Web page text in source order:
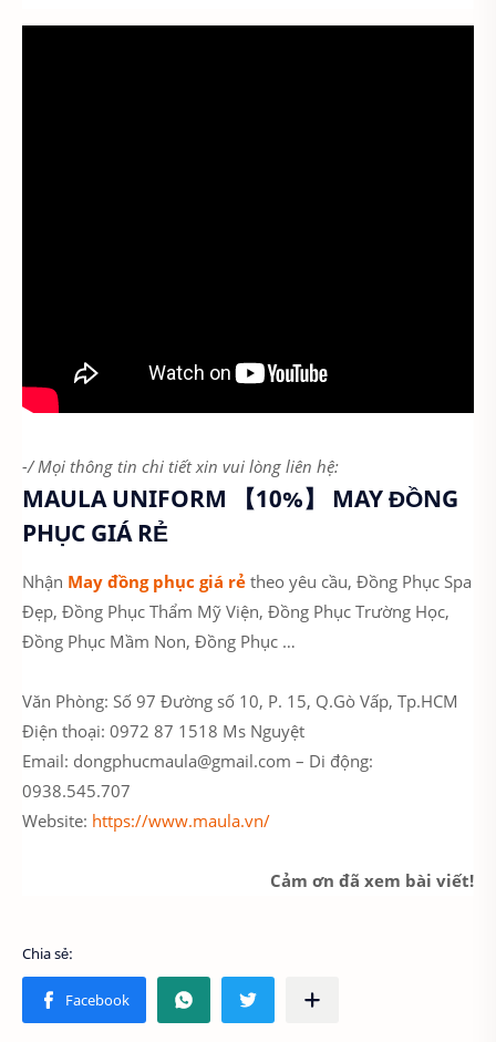
-/ Mọi thông tin chi tiết xin vui lòng liên hệ:
MAULA UNIFORM 【10%】 MAY ĐỒNG
PHỤC GIÁ RẺ
Nhận May đồng phục giá rẻ theo yêu cầu, Đồng Phục Spa
Đẹp, Đồng Phục Thẩm Mỹ Viện, Đồng Phục Trường Học,
Đồng Phục Mầm Non, Đồng Phục …
Văn Phòng: Số 97 Đường số 10, P. 15, Q.Gò Vấp, Tp.HCM
Điện thoại: 0972 87 1518 Ms Nguyệt
Email: dongphucmaula@gmail.com – Di động:
0938.545.707
Website: https://www.maula.vn/
Cảm ơn đã xem bài viết!